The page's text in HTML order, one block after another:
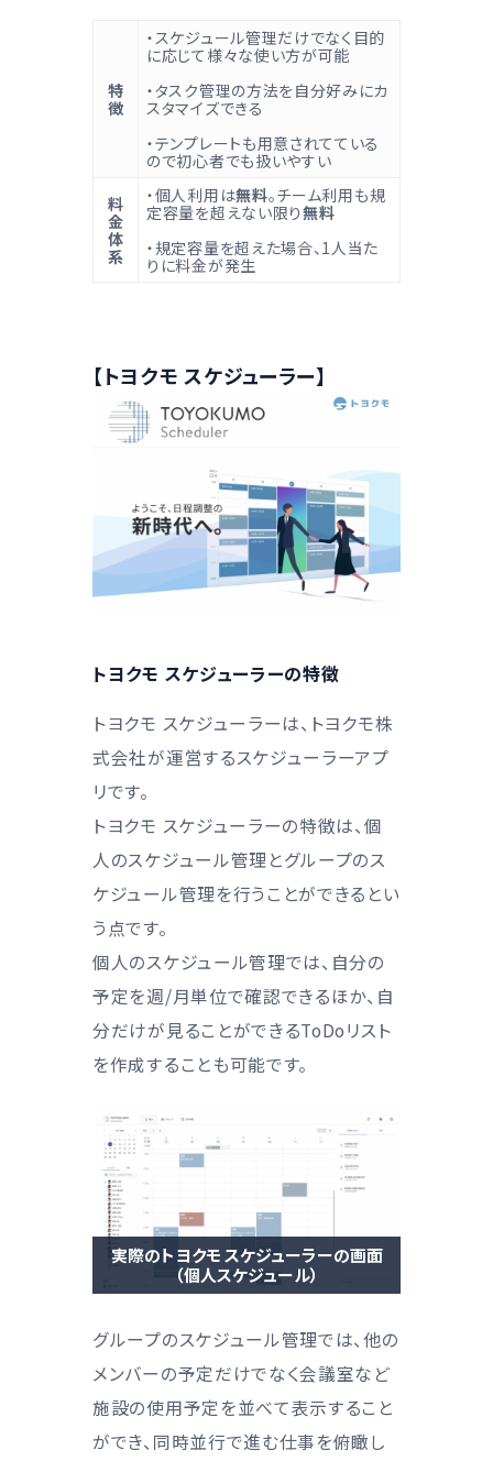
特
徴
・スケジュール管理だけでなく目的
に応じて様々な使い方が可能
・タスク管理の方法を自分好みにカ
スタマイズできる
・テンプレートも用意されてている
ので初心者でも扱いやすい
料
金
体
系
・個人利用は無料。チーム利用も規
定容量を超えない限り無料
・規定容量を超えた場合、1人当た
りに料金が発生
【トヨクモ スケジューラー】
トヨクモ スケジューラーの特徴
トヨクモ スケジューラーは、トヨクモ株
式会社が運営するスケジューラーアプ
リです。
トヨクモ スケジューラーの特徴は、個
人のスケジュール管理とグループのス
ケジュール管理を行うことができるとい
う点です。
個人のスケジュール管理では、自分の
予定を週/月単位で確認できるほか、自
分だけが見ることができるToDoリスト
を作成することも可能です。
実際のトヨクモ スケジューラーの画面
（個人スケジュール）
グループのスケジュール管理では、他の
メンバーの予定だけでなく会議室など
施設の使用予定を並べて表示すること
ができ、同時並行で進む仕事を俯瞰し